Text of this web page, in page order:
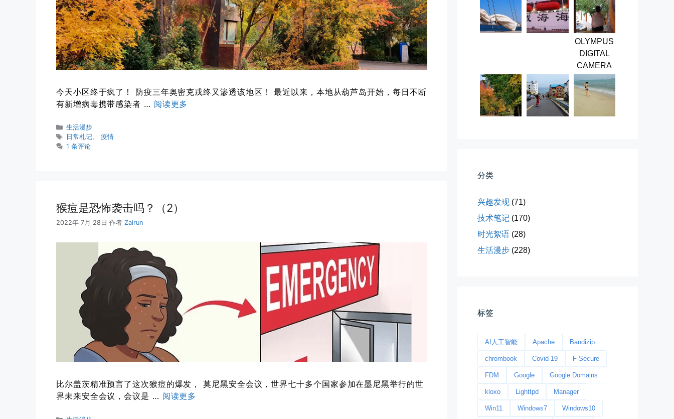
今天小区终于疯了！ 防疫三年奥密克戎终又渗透该地区！ 最近以来，本地从葫芦岛开始，每日不断
有新增病毒携带感染者 … 阅读更多
分
类
生活漫步
标
签
日常札记、疫情
1 条评论
猴痘是恐怖袭击吗？（2）
2022年 7月 28日 作者 Zairun
比尔盖茨精准预言了这次猴痘的爆发， 莫尼黑安全会议，世界七十多个国家参加在墨尼黑举行的世
界未来安全会议，会议是 … 阅读更多
影子是我的情人
我的影子是我的情人，心是仇敌—...
所有的等待，都是不期而遇
晨风微凉，小区花香正浓。 从外...
📅 05-04 12:35
海边散步随手一拍
晚上出门散步，抬头看月亮很圆，...
📅 04-30 21:41👤 Zairun
OLYMPUS
DIGITAL
CAMERA
分类
兴趣发现 (71)
技术笔记 (170)
时光絮语 (28)
生活漫步 (228)
标签
AI人工智能 Apache Bandizip
chrombook Covid-19 F-Secure
FDM Google Google Domains
kloxo Lighttpd Manager
Win11 Windows7 Windows10